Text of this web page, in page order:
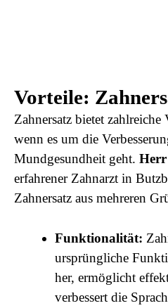
Vorteile:
Zahnersatz bietet zahlreiche
wenn es um die
Mundgesundheit geht. Herr
erfahrener Zahnarzt in
Zahnersatz aus mehreren
Funktionalität:
ursprüngliche
her, ermöglicht
verbessert die